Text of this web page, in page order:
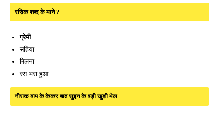
रसिक शब्द के माने ?
प्रेमी
सहिया
मिलना
रस भरा हुआ
नीराक बाप के केकर बात सुइन के बड़ी खुशी भेल